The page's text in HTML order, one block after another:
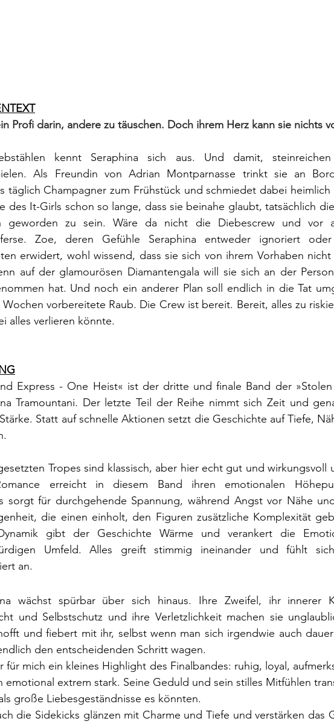
Profi darin, andere zu täuschen. Doch ihrem Herz kann sie nichts
kennt Seraphina sich aus. Und damit,
Als Freundin von Adrian Montparnasse trinkt sie an
täglich Champagner zum Frühstück und schmiedet dabei heimlich
des It-Girls schon so lange, dass sie beinahe glaubt, tatsächlich
geworden zu sein. Wäre da nicht die Diebescrew und vor
Zoe, deren Gefühle Seraphina entweder ignoriert
erwidert, wohl wissend, dass sie sich von ihrem Vorhaben nicht
auf der glamourösen Diamantengala will sie sich an der
hat. Und noch ein anderer Plan soll endlich in die Tat
vorbereitete Raub. Die Crew ist bereit. Bereit, alles zu
alles verlieren könnte.
Express - One Heist« ist der dritte und finale Band der »Stolen
Tramountani. Der letzte Teil der Reihe nimmt sich Zeit und
Statt auf schnelle Aktionen setzt die Geschichte auf Tiefe,
Tropes sind klassisch, aber hier echt gut und wirkungsvoll
erreicht in diesem Band ihren emotionalen
sorgt für durchgehende Spannung, während Angst vor Nähe
die einen einholt, den Figuren zusätzliche Komplexität
Dynamik gibt der Geschichte Wärme und verankert die
Umfeld. Alles greift stimmig ineinander und fühlt
an.
wächst spürbar über sich hinaus. Ihre Zweifel, ihr innerer
und Selbstschutz und ihre Verletzlichkeit machen sie
und fiebert mit ihr, selbst wenn man sich irgendwie auch
den entscheidenden Schritt wagen.
für mich ein kleines Highlight des Finalbandes: ruhig, loyal,
emotional extrem stark. Seine Geduld und sein stilles Mitfühlen
große Liebesgeständnisse es könnten.
die Sidekicks glänzen mit Charme und Tiefe und verstärken das